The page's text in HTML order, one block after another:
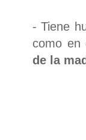
- Tiene
como en
de la